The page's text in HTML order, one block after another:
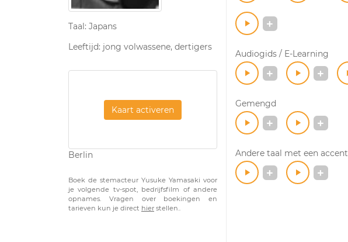
Taal: Japans
Leeftijd: jong volwassene, dertigers
Kaart activeren
Berlin
Boek de stemacteur Yusuke Yamasaki voor
je volgende tv-spot, bedrijfsfilm of andere
opnames. Vragen over boekingen en
tarieven kun je direct hier stellen..
Audiogids / E-Learning
Gemengd
Andere taal met een accent